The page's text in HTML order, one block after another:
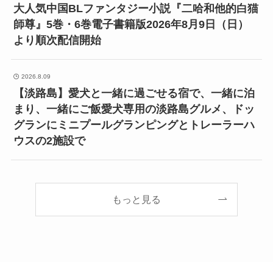
大人気中国BLファンタジー小説『二哈和他的白猫
師尊』5巻・6巻電子書籍版2026年8月9日（日）
より順次配信開始
2026.8.09
【淡路島】愛犬と一緒に過ごせる宿で、一緒に泊
まり、一緒にご飯愛犬専用の淡路島グルメ、ドッ
グランにミニプールグランピングとトレーラーハ
ウスの2施設で
もっと見る